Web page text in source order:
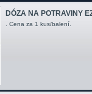
DÓZA NA POTRAVINY
. Cena za 1 kus/balení.